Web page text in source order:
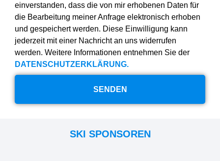
einverstanden, dass die von mir erhobenen Daten für
die Bearbeitung meiner Anfrage elektronisch erhoben
und gespeichert werden. Diese Einwilligung kann
jederzeit mit einer Nachricht an uns widerrufen
werden. Weitere Informationen entnehmen Sie der
DATENSCHUTZERKLÄRUNG.
SENDEN
SKI SPONSOREN